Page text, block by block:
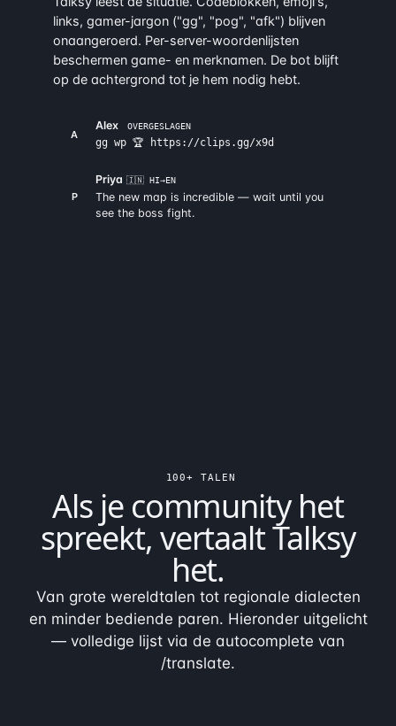
links, gamer-jargon ("gg", "pog", "afk") blijven
onaangeroerd. Per-server-woordenlijsten
beschermen game- en merknamen. De bot blijft
op de achtergrond tot je hem nodig hebt.
A
Alex OVERGESLAGEN
gg wp 🏆 https://clips.gg/x9d
P
Priya 🇮🇳 HI→EN
The new map is incredible — wait until you
see the boss fight.
100+ TALEN
Als je community het
spreekt, vertaalt Talksy
het.
Van grote wereldtalen tot regionale dialecten
en minder bediende paren. Hieronder uitgelicht
— volledige lijst via de autocomplete van
/translate.